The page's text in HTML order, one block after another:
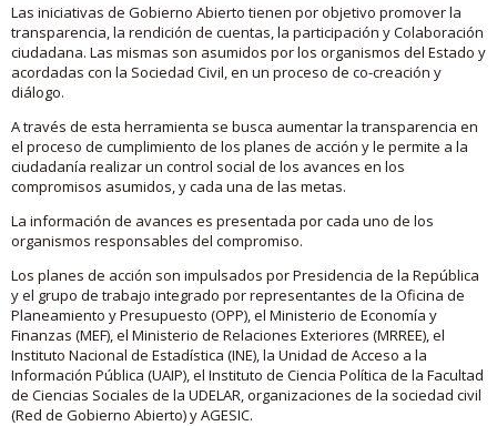
Las iniciativas de Gobierno Abierto tienen por objetivo promover la
transparencia, la rendición de cuentas, la participación y Colaboración
ciudadana. Las mismas son asumidos por los organismos del Estado y
acordadas con la Sociedad Civil, en un proceso de co-creación y
diálogo.
A través de esta herramienta se busca aumentar la transparencia en
el proceso de cumplimiento de los planes de acción y le permite a la
ciudadanía realizar un control social de los avances en los
compromisos asumidos, y cada una de las metas.
La información de avances es presentada por cada uno de los
organismos responsables del compromiso.
Los planes de acción son impulsados por Presidencia de la República
y el grupo de trabajo integrado por representantes de la Oficina de
Planeamiento y Presupuesto (OPP), el Ministerio de Economía y
Finanzas (MEF), el Ministerio de Relaciones Exteriores (MRREE), el
Instituto Nacional de Estadística (INE), la Unidad de Acceso a la
Información Pública (UAIP), el Instituto de Ciencia Política de la Facultad
de Ciencias Sociales de la UDELAR, organizaciones de la sociedad civil
(Red de Gobierno Abierto) y AGESIC.